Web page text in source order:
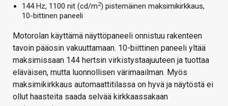
144 Hz, 1100 nit (cd/m2) pistemäinen maksimikirkkaus,
10-bittinen paneeli
Motorolan käyttämä näyttöpaneeli onnistuu rakenteen
tavoin pääosin vakuuttamaan. 10-biittinen paneeli yltää
maksimissaan 144 hertsin virkistystaajuuteen ja tuottaa
eläväisen, mutta luonnollisen värimaailman. Myös
maksimikirkkaus automaattitilassa on hyvä ja näytöstä ei
ollut haasteita saada selvää kirkkaassakaan